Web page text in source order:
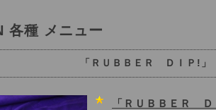
各種 メニュー
「ＲＵＢＢＥＲ ＤＩＰ!」
「ＲＵＢＢＥＲ Ｄ